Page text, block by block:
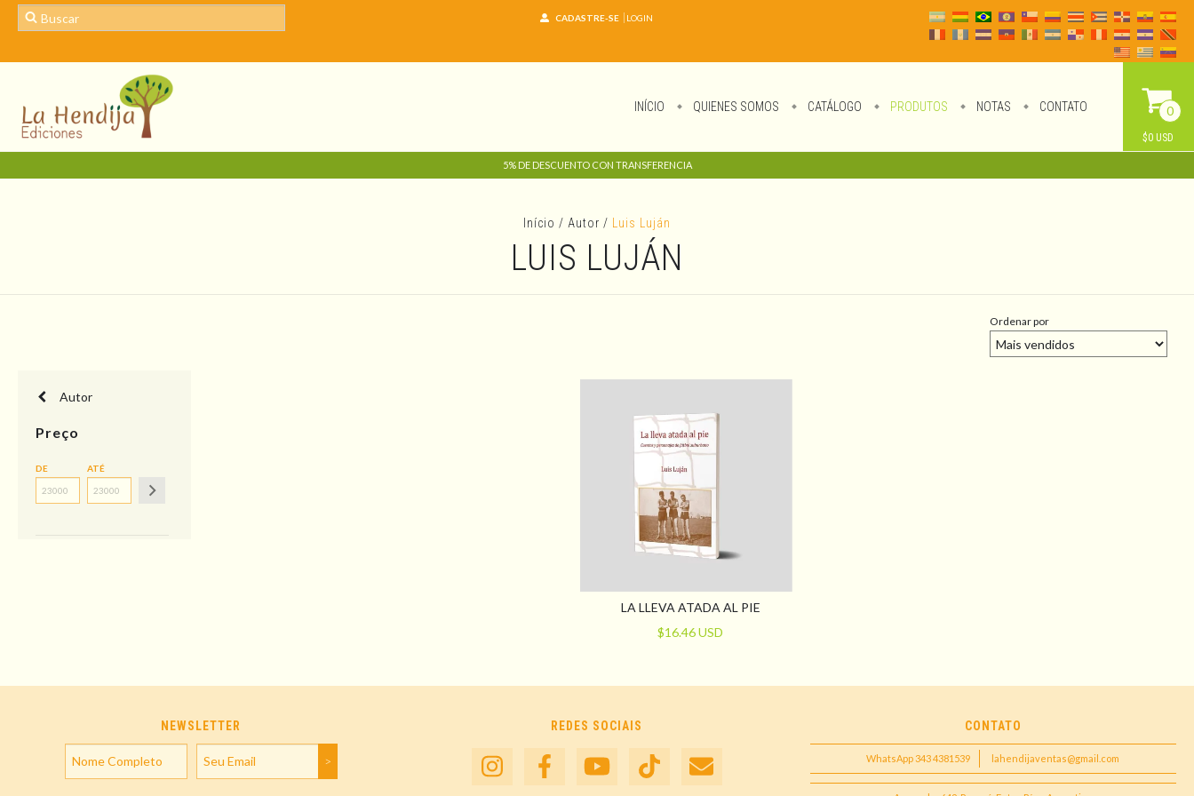
CADASTRE-SE LOGIN
INÍCIO QUIENES SOMOS CATÁLOGO PRODUTOS NOTAS CONTATO 0
$0 USD
5% DE DESCUENTO CON TRANSFERENCIA
Início / Autor / Luis Luján
LUIS LUJÁN
Ordenar por
Autor
Preço
DE ATÉ
LA LLEVA ATADA AL PIE
$16.46 USD
NEWSLETTER REDES SOCIAIS CONTATO
WhatsApp 343 4381539 lahendijaventas@gmail.com